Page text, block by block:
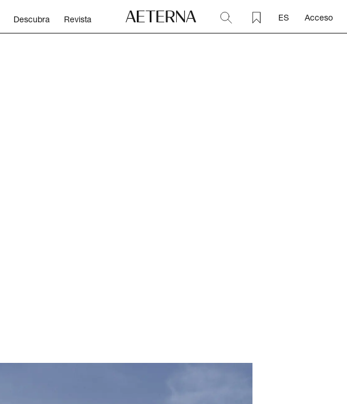
Descubra Revista ES Acceso